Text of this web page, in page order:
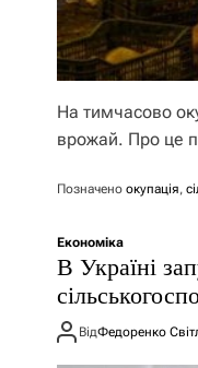
На тимчасово
врожай. Про це
Позначено окупація,
Економіка
В Україні
ВідФедоренко